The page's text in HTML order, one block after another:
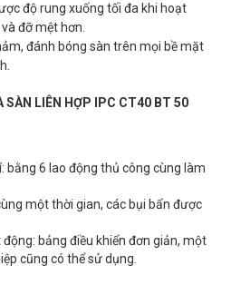
độ rung xuống tối đa khi hoạt
đỡ mệt hơn.
đánh bóng sàn trên mọi bề mặt
SÀN LIÊN HỢP IPC CT40 BT 50
bằng 6 lao động thủ công cùng làm
một thời gian, các bụi bẩn được
bảng điều khiển đơn giản, một
cũng có thể sử dụng.